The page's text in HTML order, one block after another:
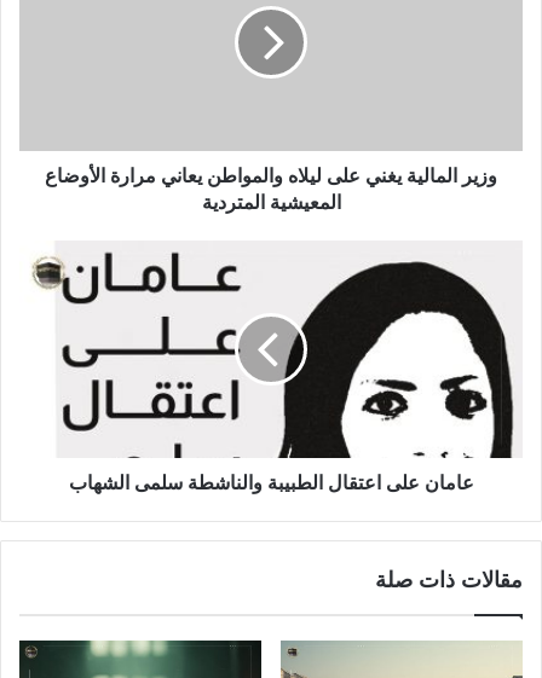
وزير المالية يغني على ليلاه والمواطن يعاني مرارة الأوضاع
المعيشية المتردية
عامان على اعتقال الطبيبة والناشطة سلمى الشهاب
مقالات ذات صلة